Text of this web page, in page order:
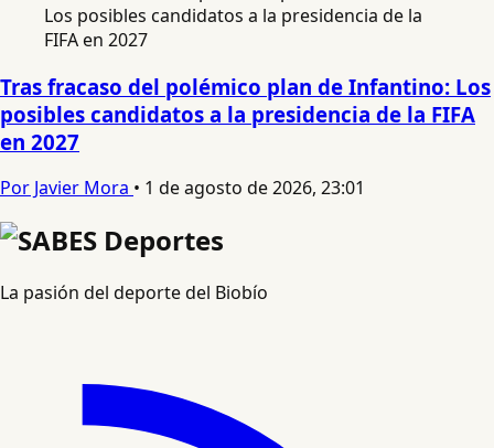
Tras fracaso del polémico plan de Infantino: Los
posibles candidatos a la presidencia de la FIFA
en 2027
Por Javier Mora • 1 de agosto de 2026, 23:01
La pasión del deporte del Biobío